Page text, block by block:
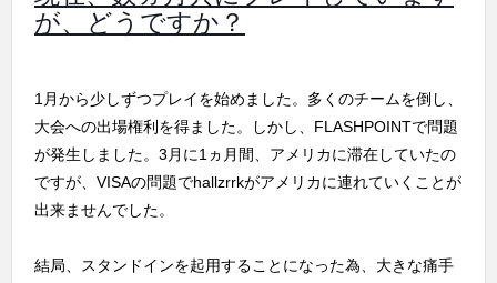
が、どうですか？
1月から少しずつプレイを始めました。多くのチームを倒し、
大会への出場権利を得ました。しかし、FLASHPOINTで問題
が発生しました。3月に1ヵ月間、アメリカに滞在していたの
ですが、VISAの問題でhallzrrkがアメリカに連れていくことが
出来ませんでした。
結局、スタンドインを起用することになった為、大きな痛手